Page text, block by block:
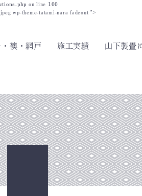
on line 100
wp-theme-tatami-nara fadeout ">
・襖・網戸 施工実績 山下製畳